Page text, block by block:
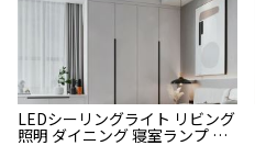
LEDシーリングライト リビング
照明 ダイニング 寝室ランプ 星